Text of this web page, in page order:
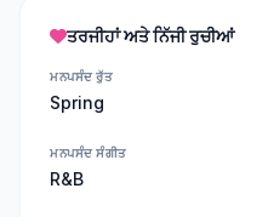
ਤਰਜੀਹਾਂ ਅਤੇ ਨਿੱਜੀ ਰੁਚੀਆਂ
ਮਨਪਸੰਦ ਰੁੱਤ
Spring
ਮਨਪਸੰਦ ਸੰਗੀਤ
R&B